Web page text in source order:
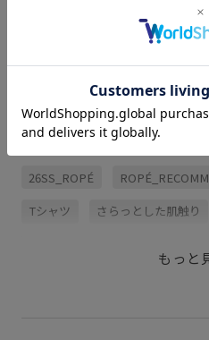
関連タグ
26SS_ROPÉ
Tシャツ さらっとした肌触り
もっと